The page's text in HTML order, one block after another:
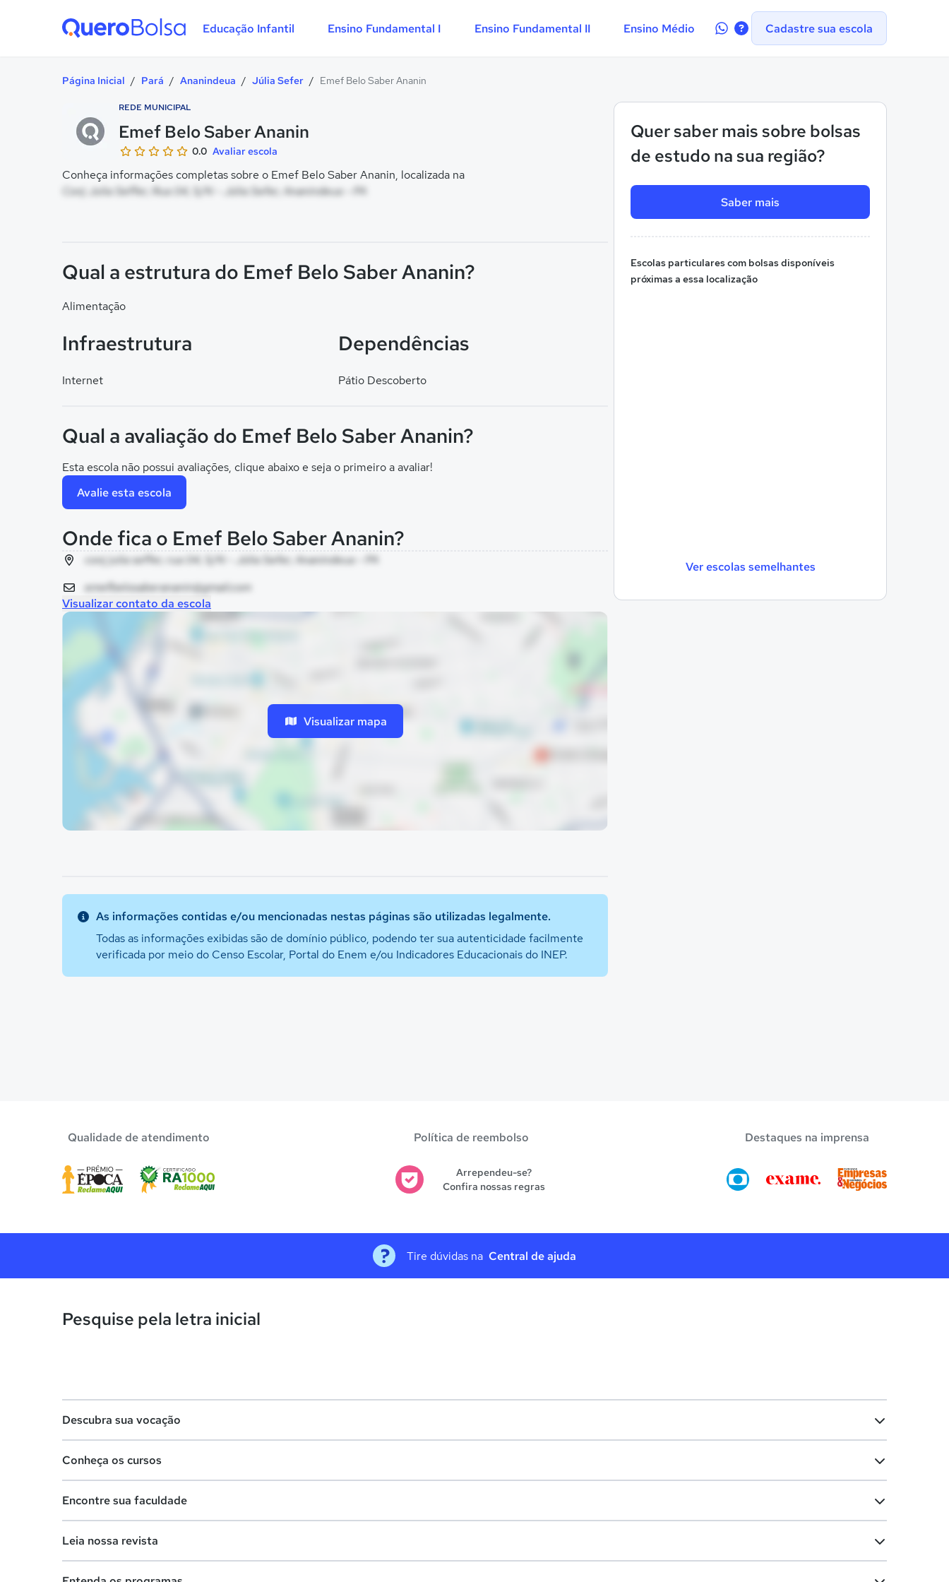
Educação Infantil Ensino Fundamental I Ensino Fundamental II Ensino Médio
Contate-Cadastre sua escola
Página Inicial / Pará / Ananindeua / Júlia Sefer / Emef Belo Saber Ananin
REDE MUNICIPAL
Emef Belo Saber Ananin
0.0 Avaliar escola
Conheça informações completas sobre o Emef Belo Saber Ananin, localizada na
Conj Julia Seffer, Rua 04, S/N - Júlia Sefer, Ananindeua - PA
Quer saber mais sobre bolsas
de estudo na sua região?
Saber mais
Escolas particulares com bolsas disponíveis
próximas a essa localização
Ver escolas semelhantes
Qual a estrutura do Emef Belo Saber Ananin?
Alimentação
Infraestrutura
Internet
Dependências
Pátio Descoberto
Qual a avaliação do Emef Belo Saber Ananin?
Esta escola não possui avaliações, clique abaixo e seja o primeiro a avaliar!
Avalie esta escola
Onde fica o Emef Belo Saber Ananin?
conj julia seffer, rua 04, S/N - Júlia Sefer, Ananindeua - PA
emefbelosaberananin@gmail.com
Visualizar contato da escola
Visualizar mapa
As informações contidas e/ou mencionadas nestas páginas são utilizadas legalmente.
Todas as informações exibidas são de domínio público, podendo ter sua autenticidade facilmente
verificada por meio do Censo Escolar, Portal do Enem e/ou Indicadores Educacionais do INEP.
Qualidade de atendimento Política de reembolso
Arrependeu-se?
Confira nossas regras
Destaques na imprensa
Tire dúvidas na Central de ajuda
Pesquise pela letra inicial
Descubra sua vocação
Lista de profissões
Conheça os cursos
Cursos de graduação
Encontre sua faculdade
Leia nossa revista